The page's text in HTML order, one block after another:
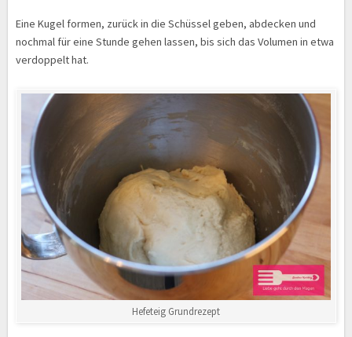
Eine Kugel formen, zurück in die Schüssel geben, abdecken und
nochmal für eine Stunde gehen lassen, bis sich das Volumen in etwa
verdoppelt hat.
Hefeteig Grundrezept